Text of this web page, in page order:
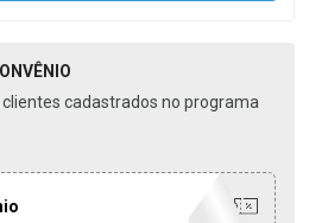
clientes cadastrados no programa